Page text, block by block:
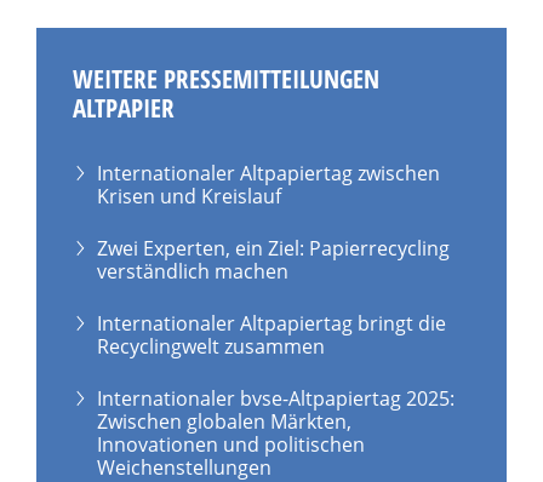
WEITERE PRESSEMITTEILUNGEN
ALTPAPIER
Internationaler Altpapiertag zwischen
Krisen und Kreislauf
Zwei Experten, ein Ziel: Papierrecycling
verständlich machen
Internationaler Altpapiertag bringt die
Recyclingwelt zusammen
Internationaler bvse-Altpapiertag 2025:
Zwischen globalen Märkten,
Innovationen und politischen
Weichenstellungen